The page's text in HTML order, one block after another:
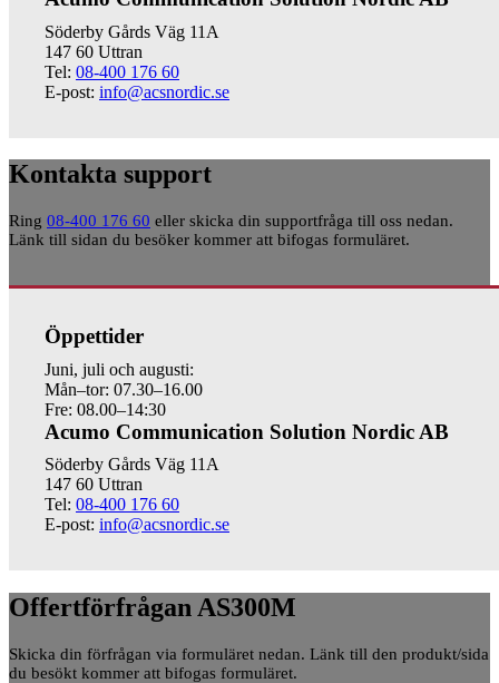
Söderby Gårds Väg 11A
147 60 Uttran
Tel: 08-400 176 60
E-post: info@acsnordic.se
Kontakta support
Ring 08-400 176 60 eller skicka din supportfråga till oss nedan.
Länk till sidan du besöker kommer att bifogas formuläret.
Öppettider
Juni, juli och augusti:
Mån–tor: 07.30–16.00
Fre: 08.00–14:30
Acumo Communication Solution Nordic AB
Söderby Gårds Väg 11A
147 60 Uttran
Tel: 08-400 176 60
E-post: info@acsnordic.se
Offertförfrågan AS300M
Skicka din förfrågan via formuläret nedan. Länk till den produkt/sida
du besökt kommer att bifogas formuläret.